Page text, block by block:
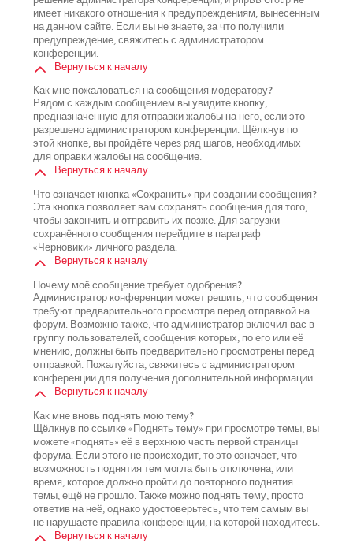
имеет никакого отношения к предупреждениям, вынесенным
на данном сайте. Если вы не знаете, за что получили
предупреждение, свяжитесь с администратором
конференции.
Вернуться к началу
Как мне пожаловаться на сообщения модератору?
Рядом с каждым сообщением вы увидите кнопку,
предназначенную для отправки жалобы на него, если это
разрешено администратором конференции. Щёлкнув по
этой кнопке, вы пройдёте через ряд шагов, необходимых
для оправки жалобы на сообщение.
Вернуться к началу
Что означает кнопка «Сохранить» при создании сообщения?
Эта кнопка позволяет вам сохранять сообщения для того,
чтобы закончить и отправить их позже. Для загрузки
сохранённого сообщения перейдите в параграф
«Черновики» личного раздела.
Вернуться к началу
Почему моё сообщение требует одобрения?
Администратор конференции может решить, что сообщения
требуют предварительного просмотра перед отправкой на
форум. Возможно также, что администратор включил вас в
группу пользователей, сообщения которых, по его или её
мнению, должны быть предварительно просмотрены перед
отправкой. Пожалуйста, свяжитесь с администратором
конференции для получения дополнительной информации.
Вернуться к началу
Как мне вновь поднять мою тему?
Щёлкнув по ссылке «Поднять тему» при просмотре темы, вы
можете «поднять» её в верхнюю часть первой страницы
форума. Если этого не происходит, то это означает, что
возможность поднятия тем могла быть отключена, или
время, которое должно пройти до повторного поднятия
темы, ещё не прошло. Также можно поднять тему, просто
ответив на неё, однако удостоверьтесь, что тем самым вы
не нарушаете правила конференции, на которой находитесь.
Вернуться к началу